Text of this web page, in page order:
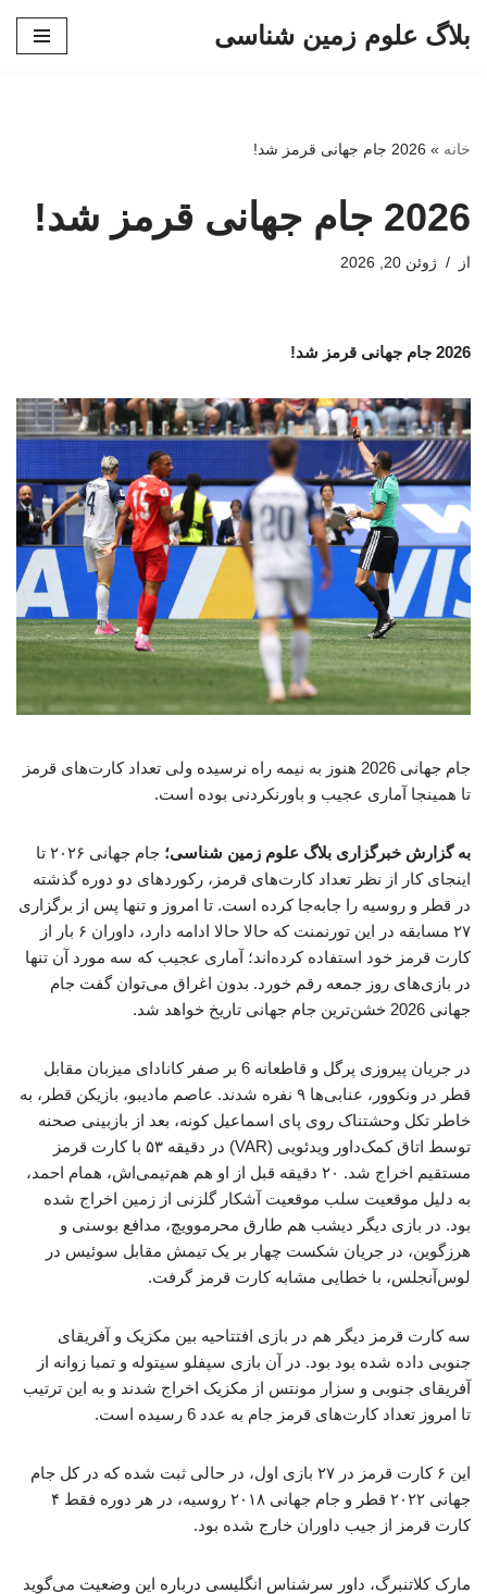
بلاگ علوم زمین شناسی
خانه » 2026 جام جهانی قرمز شد!
2026 جام جهانی قرمز شد!
از ژوئن 20, 2026
2026 جام جهانی قرمز شد!
جام جهانی 2026 هنوز به نیمه راه نرسیده ولی تعداد کارت‌های قرمز
تا همینجا آماری عجیب و باورنکردنی بوده است.
به گزارش خبرگزاری بلاگ علوم زمین شناسی؛
جام جهانی ۲۰۲۶ تا
اینجای کار از نظر تعداد کارت‌های قرمز، رکوردهای دو دوره گذشته
در قطر و روسیه را جابه‌جا کرده است. تا امروز و تنها پس از برگزاری
۲۷ مسابقه در این تورنمنت که حالا حالا ادامه دارد، داوران ۶ بار از
کارت قرمز خود استفاده کرده‌اند؛ آماری عجیب که سه مورد آن تنها
در بازی‌های روز جمعه رقم خورد. بدون اغراق می‌توان گفت جام
جهانی 2026 خشن‌ترین جام جهانی تاریخ خواهد شد.
در جریان پیروزی پرگل و قاطعانه 6 بر صفر کانادای میزبان مقابل
قطر در ونکوور، عنابی‌ها ۹ نفره شدند. عاصم مادیبو، بازیکن قطر، به
خاطر تکل وحشتناک روی پای اسماعیل کونه، بعد از بازبینی صحنه
توسط اتاق کمک‌داور ویدئویی (VAR) در دقیقه ۵۳ با کارت قرمز
مستقیم اخراج شد. ۲۰ دقیقه قبل از او هم هم‌تیمی‌اش، همام احمد،
به دلیل موقعیت سلب موقعیت آشکار گلزنی از زمین اخراج شده
بود. در بازی دیگر دیشب هم طارق محرموویچ، مدافع بوسنی و
هرزگوین، در جریان شکست چهار بر یک تیمش مقابل سوئیس در
لوس‌آنجلس، با خطایی مشابه کارت قرمز گرفت.
سه کارت قرمز دیگر هم در بازی افتتاحیه بین مکزیک و آفریقای
جنوبی داده شده بود بود. در آن بازی سپفلو سیتوله و تمبا زوانه از
آفریقای جنوبی و سزار مونتس از مکزیک اخراج شدند و به این ترتیب
تا امروز تعداد کارت‌های قرمز جام به عدد 6 رسیده است.
این ۶ کارت قرمز در ۲۷ بازی اول، در حالی ثبت شده که در کل جام
جهانی ۲۰۲۲ قطر و جام جهانی ۲۰۱۸ روسیه، در هر دوره فقط ۴
کارت قرمز از جیب داوران خارج شده بود.
مارک کلاتنبرگ، داور سرشناس انگلیسی درباره این وضعیت می‌گوید